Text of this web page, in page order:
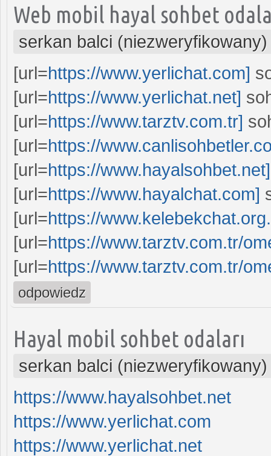
Web mobil hayal sohbet
serkan balci (niezweryfikowany)
[url=https://www.yerlichat.com]
[url=https://www.yerlichat.net]
[url=https://www.tarztv.com.tr]
[url=https://
[url=https://www.hayalsohbet.net]
[url=https://www.hayalchat.com]
[url=https://
[url=https://www.tarztv.com.tr/
[url=https://www.tarztv.com.tr/
odpowiedz
Hayal mobil sohbet odaları
serkan balci (niezweryfikowany)
https://www.hayalsohbet.net
https://www.yerlichat.com
https://www.yerlichat.net